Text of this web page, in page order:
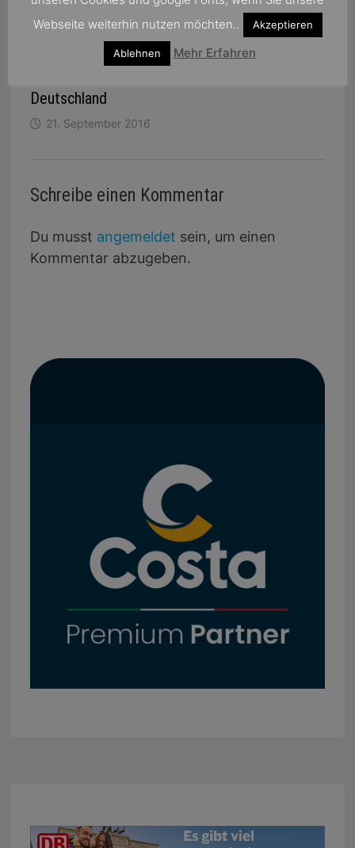
Deutschland
21. September 2016
Schreibe einen Kommentar
Du musst angemeldet sein, um einen
Kommentar abzugeben.
Webseite weiterhin nutzen möchten..
Akzeptieren
Ablehnen Mehr Erfahren